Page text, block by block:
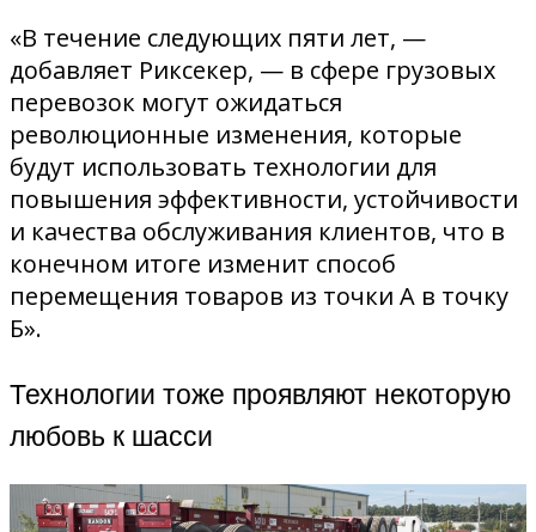
«В течение следующих пяти лет, —
добавляет Риксекер, — в сфере грузовых
перевозок могут ожидаться
революционные изменения, которые
будут использовать технологии для
повышения эффективности, устойчивости
и качества обслуживания клиентов, что в
конечном итоге изменит способ
перемещения товаров из точки А в точку
Б».
Технологии тоже проявляют некоторую
любовь к шасси